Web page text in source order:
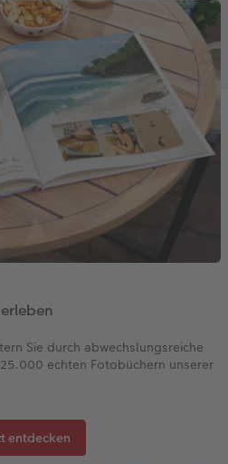
Sie durch abwechslungsreiche
echten Fotobüchern unserer
entdecken